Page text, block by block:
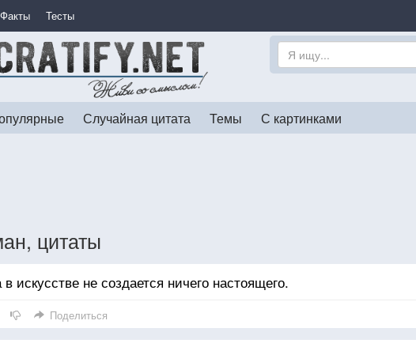
Факты Тесты
Случайная цитата Темы С картинками
цитаты
искусстве не создается ничего настоящего.
Поделиться